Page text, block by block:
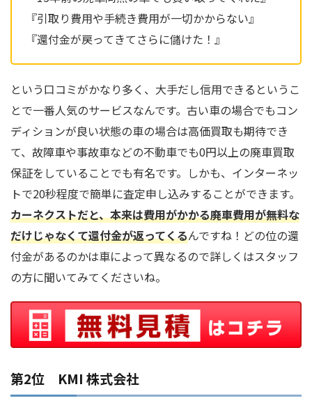
『引取り費用や手続き費用が一切かからない』
『還付金が戻ってきてさらに儲けた！』
という口コミがかなり多く、大手だし信用できるというこ
とで一番人気のサービスなんです。古い車の場合でもコン
ディションが良い状態の車の場合は高価買取も期待でき
て、故障車や事故車などの不動車でも0円以上の廃車買取
保証をしていることでも有名です。しかも、インターネッ
トで20秒程度で簡単に査定申し込みすることができます。
カーネクストだと、本来は費用がかかる廃車費用が無料な
だけじゃなくて還付金が返ってくるんですね！どの位の還
付金があるのかは車によって異なるので詳しくはスタッフ
の方に聞いてみてくださいね。
第2位 KMI 株式会社